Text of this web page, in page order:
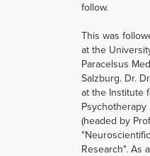
follow.
This was
at the
Paracelsus
Salzburg. Dr.
at the Institute
Psychotherapy
(headed by
Research". As